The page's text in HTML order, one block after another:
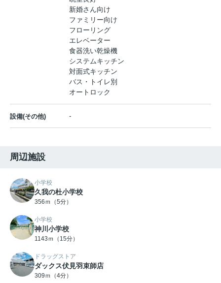
新婚さん向け
ファミリー向け
フローリング
エレベーター
食器洗い乾燥機
システムキッチン
対面式キッチン
バス・トイレ別
オートロック
設備(その他) -
周辺施設
小学校
久我の杜小学校
356ｍ（5分）
小学校
神川小学校
1143ｍ（15分）
ドラッグストア
ダックス伏見羽束師店
309ｍ（4分）